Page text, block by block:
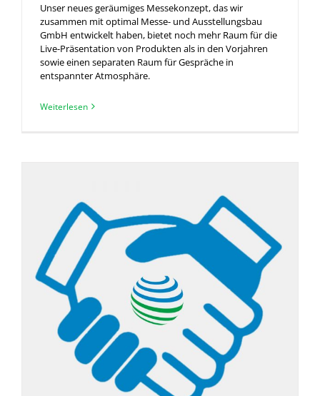
Unser neues geräumiges Messekonzept, das wir
zusammen mit optimal Messe- und Ausstellungsbau
GmbH entwickelt haben, bietet noch mehr Raum für die
Live-Präsentation von Produkten als in den Vorjahren
sowie einen separaten Raum für Gespräche in
entspannter Atmosphäre.
Weiterlesen